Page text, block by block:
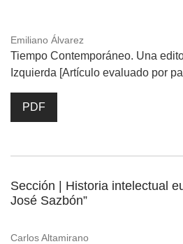
Emiliano Álvarez
Tiempo Contemporáneo. Una
Izquierda [Artículo evaluado por
PDF
Sección | Historia intelectual
José Sazbón”
Carlos Altamirano